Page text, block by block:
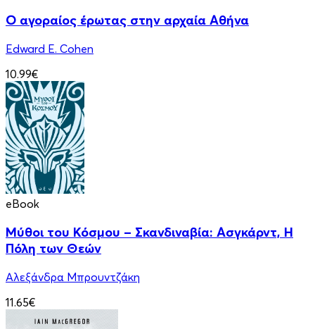
Ο αγοραίος έρωτας στην αρχαία Αθήνα
Edward E. Cohen
10.99€
eBook
Μύθοι του Κόσμου – Σκανδιναβία: Ασγκάρντ, Η
Πόλη των Θεών
Αλεξάνδρα Μπρουντζάκη
11.65€